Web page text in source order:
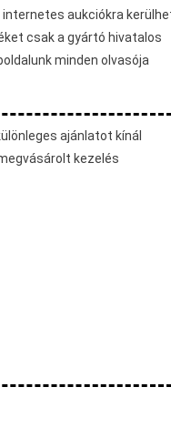
aukciókra
csak a gyártó hivatalos
minden olvasója
ajánlatot kínál
kezelés